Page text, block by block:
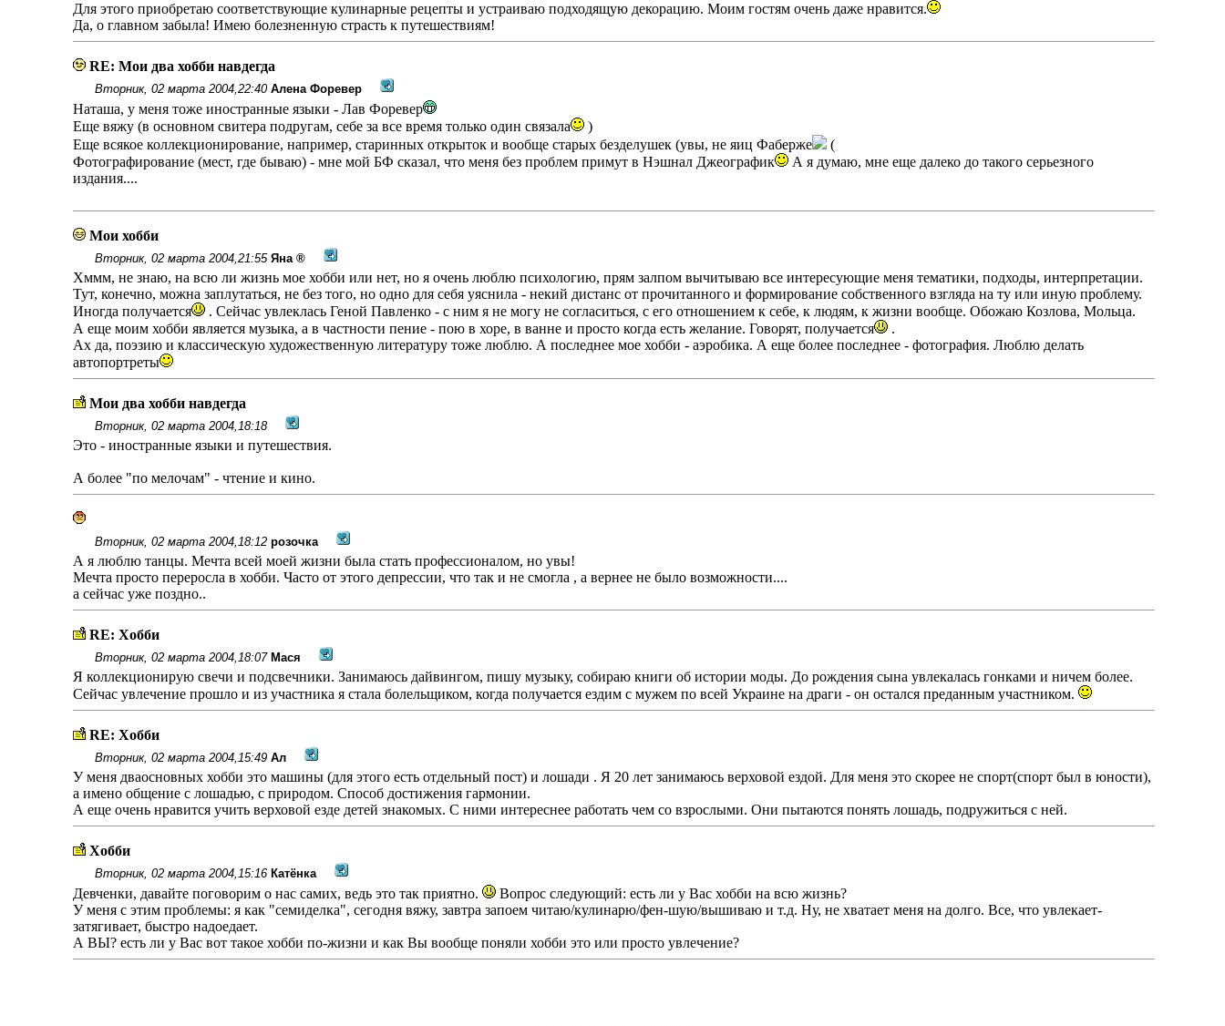
Для этого приобретаю соответствующие кулинарные рецепты и устраиваю подходящую декорацию. Моим гостям очень даже нравится.
Да, о главном забыла! Имею болезненную страсть к путешествиям!
RE: Мои два хобби навдегда
Вторник, 02 марта 2004,22:40 Алена Форевер
Наташа, у меня тоже иностранные языки - Лав Форевер
Еще вяжу (в основном свитера подругам, себе за все время только один связала
)
Еще всякое коллекционирование, например, старинных открыток и вообще старых безделушек (увы, не яиц Фаберже
(
Фотографирование (мест, где бываю) - мне мой БФ сказал, что меня без проблем примут в Нэшнал Джеографик
А я думаю, мне еще далеко до такого серьезного
издания....
Мои хобби
Вторник, 02 марта 2004,21:55 Яна ®
Хммм, не знаю, на всю ли жизнь мое хобби или нет, но я очень люблю психологию, прям залпом вычитываю все интересующие меня тематики, подходы, интерпретации.
Тут, конечно, можна заплутаться, не без того, но одно для себя уяснила - некий дистанс от прочитанного и формирование собственного взгляда на ту или иную проблему.
Иногда получается
. Сейчас увлеклась Геной Павленко - с ним я не могу не согласиться, с его отношением к себе, к людям, к жизни вообще. Обожаю Козлова, Мольца.
А еще моим хобби является музыка, а в частности пение - пою в хоре, в ванне и просто когда есть желание. Говорят, получается
.
Ах да, поэзию и классическую художественную литературу тоже люблю. А последнее мое хобби - аэробика. А еще более последнее - фотография. Люблю делать
автопортреты
Мои два хобби навдегда
Вторник, 02 марта 2004,18:18
Это - иностранные языки и путешествия.
А более "по мелочам" - чтение и кино.
Вторник, 02 марта 2004,18:12 розочка
А я люблю танцы. Мечта всей моей жизни была стать профессионалом, но увы!
Мечта просто переросла в хобби. Часто от этого депрессии, что так и не смогла , а вернее не было возможности....
а сейчас уже поздно..
RE: Хобби
Вторник, 02 марта 2004,18:07 Мася
Я коллекционирую свечи и подсвечники. Занимаюсь дайвингом, пишу музыку, собираю книги об истории моды. До рождения сына увлекалась гонками и ничем более.
Сейчас увлечение прошло и из участника я стала болельщиком, когда получается ездим с мужем по всей Украине на драги - он остался преданным участником.
RE: Хобби
Вторник, 02 марта 2004,15:49 Ал
У меня дваосновных хобби это машины (для этого есть отдельный пост) и лошади . Я 20 лет занимаюсь верховой ездой. Для меня это скорее не спорт(спорт был в юности),
а имено общение с лошадью, с природом. Способ достижения гармонии.
А еще очень нравится учить верховой езде детей знакомых. С ними интереснее работать чем со взрослыми. Они пытаются понять лошадь, подружиться с ней.
Хобби
Вторник, 02 марта 2004,15:16 Катёнка
Девченки, давайте поговорим о нас самих, ведь это так приятно.
Вопрос следующий: есть ли у Вас хобби на всю жизнь?
У меня с этим проблемы: я как "семиделка", сегодня вяжу, завтра запоем читаю/кулинарю/фен-шую/вышиваю и т.д. Ну, не хватает меня на долго. Все, что увлекает-
затягивает, быстро надоедает.
А ВЫ? есть ли у Вас вот такое хобби по-жизни и как Вы вообще поняли хобби это или просто увлечение?